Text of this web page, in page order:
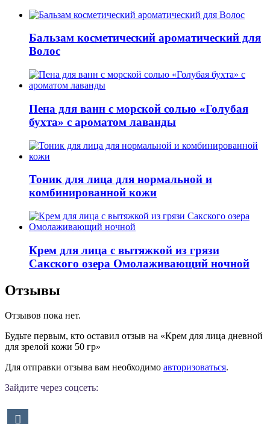
Бальзам косметический ароматический для
Волос
Пена для ванн с морской солью «Голубая
бухта» с ароматом лаванды
Тоник для лица для нормальной и
комбинированной кожи
Крем для лица с вытяжкой из грязи
Сакского озера Омолаживающий ночной
Отзывы
Отзывов пока нет.
Будьте первым, кто оставил отзыв на «Крем для лица дневной
для зрелой кожи 50 гр»
Для отправки отзыва вам необходимо авторизоваться.
Зайдите через соцсеть: